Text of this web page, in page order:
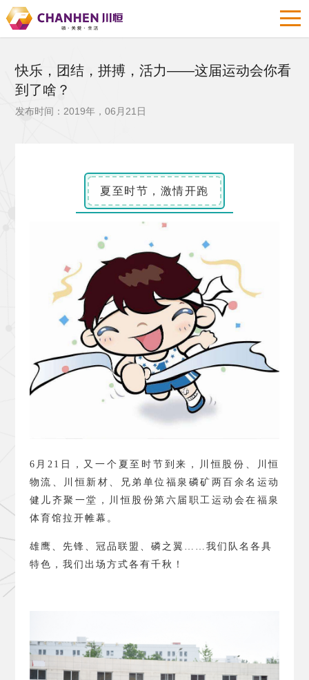
快乐，团结，拼搏，活力——这届运动会你看
到了啥？
发布时间：2019年，06月21日
夏至时节，激情开跑
6 月 21 日，又一个夏至时节到来，川恒股份、川恒
物流、川恒新材、兄弟单位福泉磷矿两百余名运动
健儿齐聚一堂，川恒股份第六届职工运动会在福泉
体育馆拉开帷幕。
雄鹰、先锋、冠品联盟、磷之翼……我们队名各具
特色，我们出场方式各有千秋！